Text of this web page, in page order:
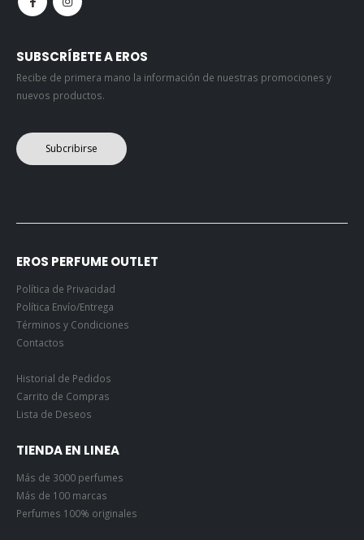
SUBSCRÍBETE A EROS
nuevos productos.
Política Envío/Entrega
Términos y Condiciones
Contactos
Carrito de Compras
Lista de Deseos
Más de 100 marcas
Perfumes 100% originales